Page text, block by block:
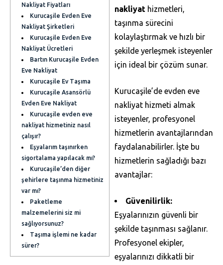
Nakliyat Fiyatları
Kurucaşile Evden Eve
Nakliyat Şirketleri
Kurucaşile Evden Eve
Nakliyat Ücretleri
Bartın Kurucaşile Evden
Eve Nakliyat
Kurucaşile Ev Taşıma
Kurucaşile Asansörlü
Evden Eve Nakliyat
Kurucaşile evden eve
nakliyat hizmetiniz nasıl
çalışır?
Eşyalarım taşınırken
sigortalama yapılacak mı?
Kurucaşile’den diğer
şehirlere taşınma hizmetiniz
var mı?
Paketleme
malzemelerini siz mi
sağlıyorsunuz?
Taşıma işlemi ne kadar
sürer?
nakliyat hizmetleri,
taşınma sürecini
kolaylaştırmak ve hızlı bir
şekilde yerleşmek isteyenler
için ideal bir çözüm sunar.
Kurucaşile’de evden eve
nakliyat hizmeti almak
isteyenler, profesyonel
hizmetlerin avantajlarından
faydalanabilirler. İşte bu
hizmetlerin sağladığı bazı
avantajlar:
Güvenilirlik:
Eşyalarınızın güvenli bir
şekilde taşınması sağlanır.
Profesyonel ekipler,
eşyalarınızı dikkatli bir